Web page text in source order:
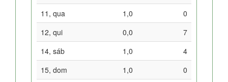
11, qua
1,0
0
12, qui
0,0
7
14, sáb
1,0
4
15, dom
1,0
0